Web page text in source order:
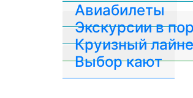
Авиабилеты
Экскурсии в
Круизный
Выбор кают